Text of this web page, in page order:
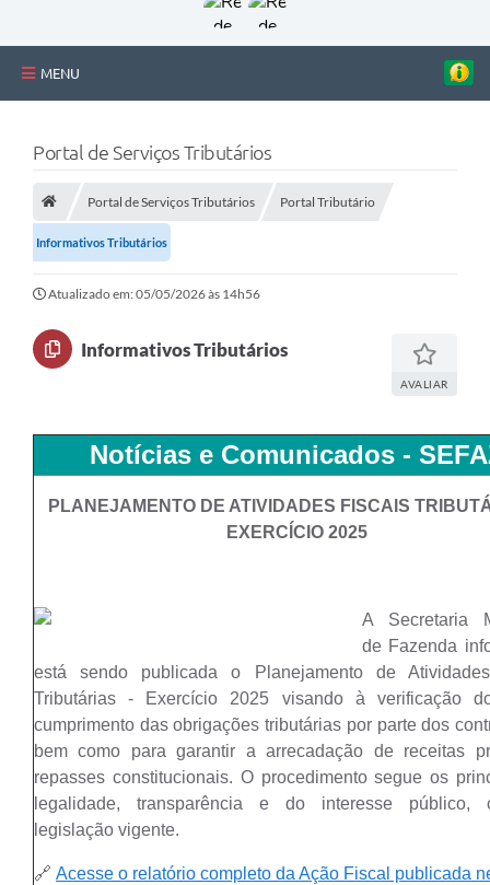
MENU
Telefones Úteis
Estrutura Administrativa
Galeria de Fotos
Galeria de Vídeos
Portal de Serviços Tributários
Portal de Serviços Tributários Portal Tributário
Informativos Tributários
Atualizado em: 05/05/2026 às 14h56
Informativos Tributários
AVALIAR
Notícias e Comunicados -
PLANEJAMENTO DE ATIVIDADES FISCAIS
EXERCÍCIO 2025
A Secretaria
de Fazenda
está sendo publicada o Planejamento de
Tributárias - Exercício 2025 visando à verificação
cumprimento das obrigações tributárias por parte dos
bem como para garantir a arrecadação de receitas
repasses constitucionais. O procedimento segue os
legalidade, transparência e do interesse público,
legislação vigente.
🔗 Acesse o relatório completo da Ação Fiscal publicada